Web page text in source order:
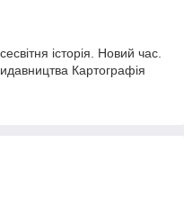
історія. Новий час.
Картографія